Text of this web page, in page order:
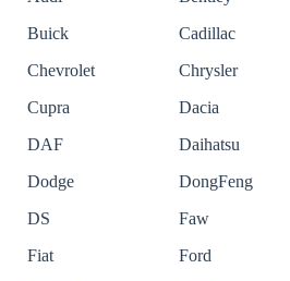
Buick
Cadillac
Chevrolet
Chrysler
Cupra
Dacia
DAF
Daihatsu
Dodge
DongFeng
DS
Faw
Fiat
Ford